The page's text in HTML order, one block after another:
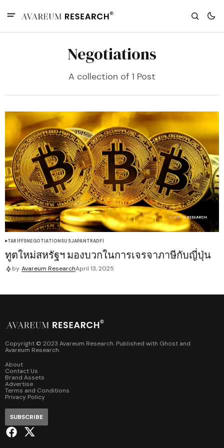
Negotiations
A collection of 1 Post
TARIFFSNEGOTIATIONSUSJAPANTRADFI
ทูตใหม่สหรัฐฯ มองบวกในการเจรจาภาษีกับญี่ปุ่น
by Avareum ResearchApril 13, 2025
Copyright © 2023 Avareum Research. Published with Ghost and
Avareum Research.
About
Contact Us
Brand Assets
Advertise
Terms and Conditions
Privacy Policy
SUBSCRIBE